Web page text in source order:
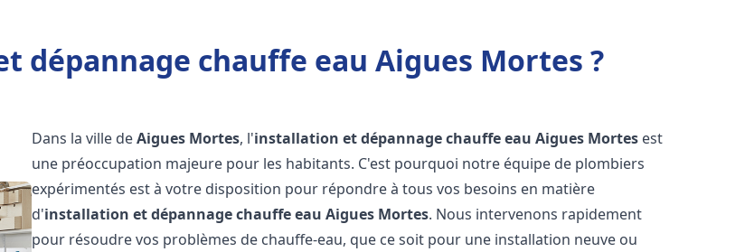
dépannage chauffe eau Aigues Mortes ?
Dans la ville deAigues Mortes, l'installation et dépannage chauffe eau Aigues Mortes est
une préoccupation majeure pour les habitants. C'est pourquoi notre équipe de plombiers
expérimentés est à votre disposition pour répondre à tous vos besoins en matière
d'installation et dépannage chauffe eau Aigues Mortes. Nous intervenons rapidement
pour résoudre vos problèmes de chauffe-eau, que ce soit pour une installation neuve ou